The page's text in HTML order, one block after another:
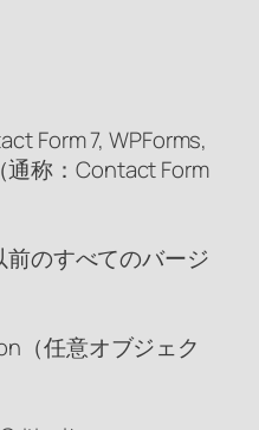
Form 7, WPForms,
通称：Contact Form
前のすべてのバージ
（任意オブジェク